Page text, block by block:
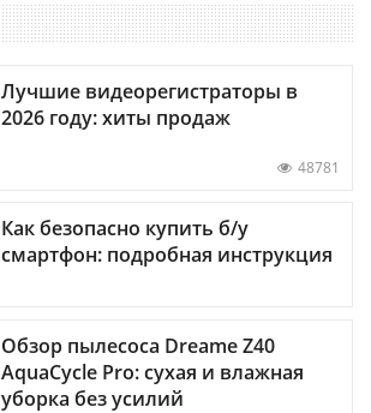
Лучшие видеорегистраторы в
2026 году: хиты продаж
48781
Как безопасно купить б/у
смартфон: подробная инструкция
Обзор пылесоса Dreame Z40
AquaCycle Pro: сухая и влажная
уборка без усилий